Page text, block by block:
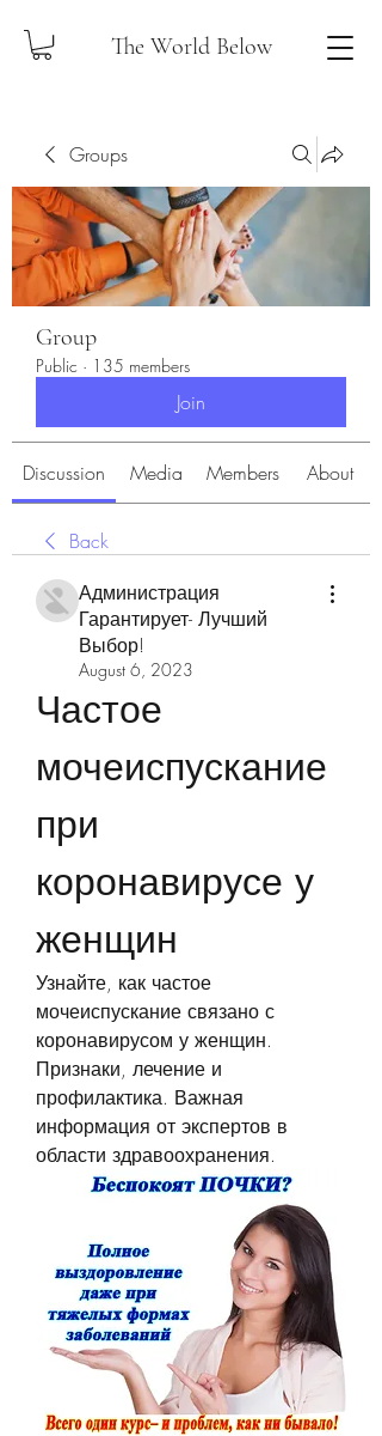
The World Below
Groups
Group
Public · 135 members
Join
Discussion Media Members About
Back
Администрация
Гарантирует- Лучший
Выбор!
August 6, 2023
Частое
мочеиспускание
при
коронавирусе у
женщин
Узнайте, как частое
мочеиспускание связано с
коронавирусом у женщин.
Признаки, лечение и
профилактика. Важная
информация от экспертов в
области здравоохранения.